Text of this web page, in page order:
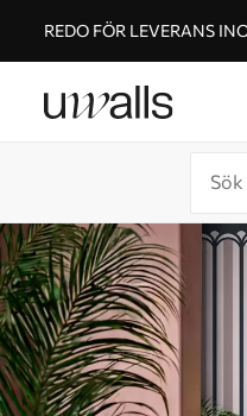
REDO FÖR LEVERANS